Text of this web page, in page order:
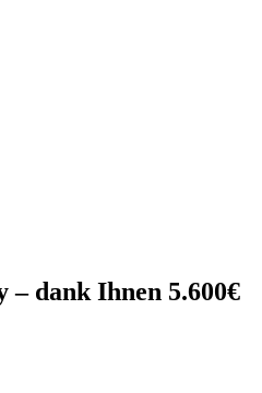
dank Ihnen 5.600€